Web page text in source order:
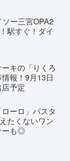
ソー三宮OPA2
駅すぐ！ダイ
ーキの「りくろ
報！9月13日
予定
ローロ」パスタ
たくないワン
ーも◎